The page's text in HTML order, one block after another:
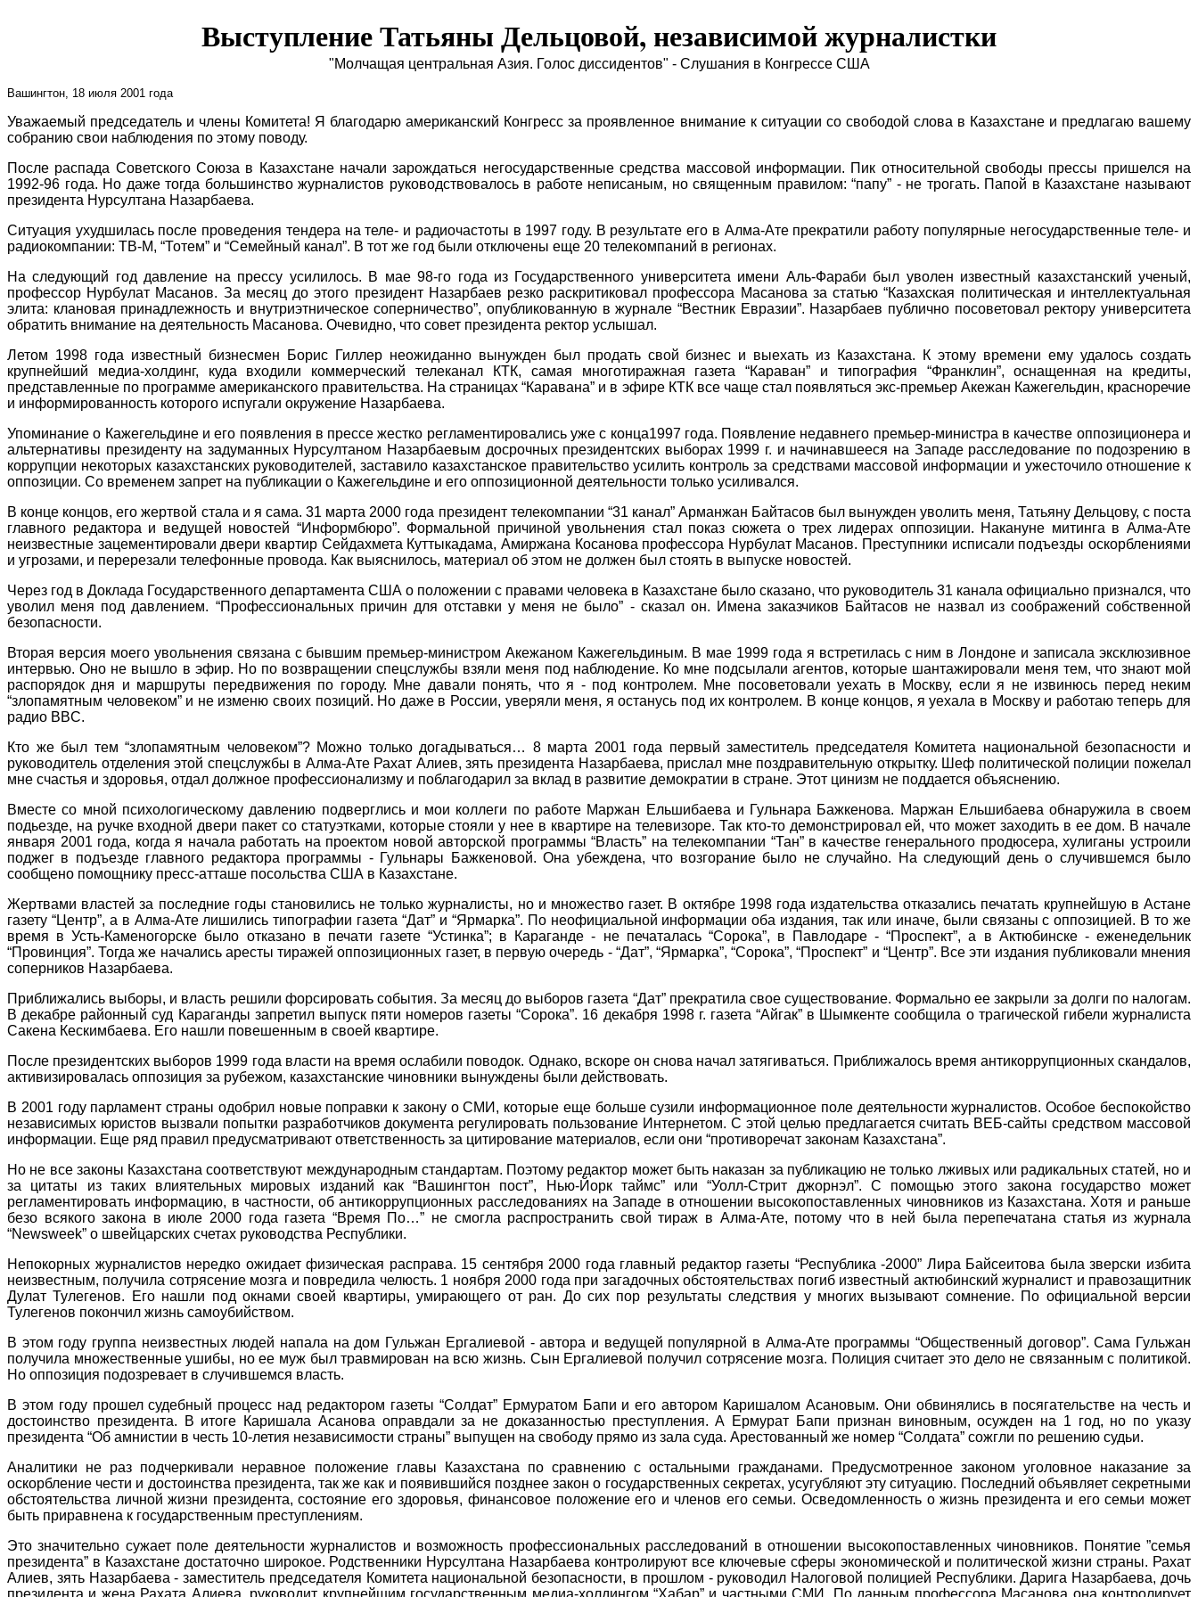
Выступление Татьяны Дельцовой, независимой журналистки
"Молчащая центральная Азия. Голос диссидентов" - Слушания в Конгрессе США
Вашингтон, 18 июля 2001 года
Уважаемый председатель и члены Комитета! Я благодарю американский Конгресс за проявленное внимание к ситуации со свободой слова в Казахстане и предлагаю вашему
собранию свои наблюдения по этому поводу.
После распада Советского Союза в Казахстане начали зарождаться негосударственные средства массовой информации. Пик относительной свободы прессы пришелся на
1992-96 года. Но даже тогда большинство журналистов руководствовалось в работе неписаным, но священным правилом: “папу” - не трогать. Папой в Казахстане называют
президента Нурсултана Назарбаева.
Ситуация ухудшилась после проведения тендера на теле- и радиочастоты в 1997 году. В результате его в Алма-Ате прекратили работу популярные негосударственные теле- и
радиокомпании: ТВ-М, “Тотем” и “Семейный канал”. В тот же год были отключены еще 20 телекомпаний в регионах.
На следующий год давление на прессу усилилось. В мае 98-го года из Государственного университета имени Аль-Фараби был уволен известный казахстанский ученый,
профессор Нурбулат Масанов. За месяц до этого президент Назарбаев резко раскритиковал профессора Масанова за статью “Казахская политическая и интеллектуальная
элита: клановая принадлежность и внутриэтническое соперничество”, опубликованную в журнале “Вестник Евразии”. Назарбаев публично посоветовал ректору университета
обратить внимание на деятельность Масанова. Очевидно, что совет президента ректор услышал.
Летом 1998 года известный бизнесмен Борис Гиллер неожиданно вынужден был продать свой бизнес и выехать из Казахстана. К этому времени ему удалось создать
крупнейший медиа-холдинг, куда входили коммерческий телеканал КТК, самая многотиражная газета “Караван” и типография “Франклин”, оснащенная на кредиты,
представленные по программе американского правительства. На страницах “Каравана” и в эфире КТК все чаще стал появляться экс-премьер Акежан Кажегельдин, красноречие
и информированность которого испугали окружение Назарбаева.
Упоминание о Кажегельдине и его появления в прессе жестко регламентировались уже с конца1997 года. Появление недавнего премьер-министра в качестве оппозиционера и
альтернативы президенту на задуманных Нурсултаном Назарбаевым досрочных президентских выборах 1999 г. и начинавшееся на Западе расследование по подозрению в
коррупции некоторых казахстанских руководителей, заставило казахстанское правительство усилить контроль за средствами массовой информации и ужесточило отношение к
оппозиции. Со временем запрет на публикации о Кажегельдине и его оппозиционной деятельности только усиливался.
В конце концов, его жертвой стала и я сама. 31 марта 2000 года президент телекомпании “31 канал” Арманжан Байтасов был вынужден уволить меня, Татьяну Дельцову, с поста
главного редактора и ведущей новостей “Информбюро”. Формальной причиной увольнения стал показ сюжета о трех лидерах оппозиции. Накануне митинга в Алма-Ате
неизвестные зацементировали двери квартир Сейдахмета Куттыкадама, Амиржана Косанова профессора Нурбулат Масанов. Преступники исписали подъезды оскорблениями
и угрозами, и перерезали телефонные провода. Как выяснилось, материал об этом не должен был стоять в выпуске новостей.
Через год в Доклада Государственного департамента США о положении с правами человека в Казахстане было сказано, что руководитель 31 канала официально признался, что
уволил меня под давлением. “Профессиональных причин для отставки у меня не было” - сказал он. Имена заказчиков Байтасов не назвал из соображений собственной
безопасности.
Вторая версия моего увольнения связана с бывшим премьер-министром Акежаном Кажегельдиным. В мае 1999 года я встретилась с ним в Лондоне и записала эксклюзивное
интервью. Оно не вышло в эфир. Но по возвращении спецслужбы взяли меня под наблюдение. Ко мне подсылали агентов, которые шантажировали меня тем, что знают мой
распорядок дня и маршруты передвижения по городу. Мне давали понять, что я - под контролем. Мне посоветовали уехать в Москву, если я не извинюсь перед неким
“злопамятным человеком” и не изменю своих позиций. Но даже в России, уверяли меня, я останусь под их контролем. В конце концов, я уехала в Москву и работаю теперь для
радио BBC.
Кто же был тем “злопамятным человеком”? Можно только догадываться… 8 марта 2001 года первый заместитель председателя Комитета национальной безопасности и
руководитель отделения этой спецслужбы в Алма-Ате Рахат Алиев, зять президента Назарбаева, прислал мне поздравительную открытку. Шеф политической полиции пожелал
мне счастья и здоровья, отдал должное профессионализму и поблагодарил за вклад в развитие демократии в стране. Этот цинизм не поддается объяснению.
Вместе со мной психологическому давлению подверглись и мои коллеги по работе Маржан Ельшибаева и Гульнара Бажкенова. Маржан Ельшибаева обнаружила в своем
подьезде, на ручке входной двери пакет со статуэтками, которые стояли у нее в квартире на телевизоре. Так кто-то демонстрировал ей, что может заходить в ее дом. В начале
января 2001 года, когда я начала работать на проектом новой авторской программы “Власть” на телекомпании “Тан” в качестве генерального продюсера, хулиганы устроили
поджег в подъезде главного редактора программы - Гульнары Бажкеновой. Она убеждена, что возгорание было не случайно. На следующий день о случившемся было
сообщено помощнику пресс-атташе посольства США в Казахстане.
Жертвами властей за последние годы становились не только журналисты, но и множество газет. В октябре 1998 года издательства отказались печатать крупнейшую в Астане
газету “Центр”, а в Алма-Ате лишились типографии газета “Дат” и “Ярмарка”. По неофициальной информации оба издания, так или иначе, были связаны с оппозицией. В то же
время в Усть-Каменогорске было отказано в печати газете “Устинка”; в Караганде - не печаталась “Сорока”, в Павлодаре - “Проспект”, а в Актюбинске - еженедельник
“Провинция”. Тогда же начались аресты тиражей оппозиционных газет, в первую очередь - “Дат”, “Ярмарка”, “Сорока”, “Проспект” и “Центр”. Все эти издания публиковали мнения
соперников Назарбаева.
Приближались выборы, и власть решили форсировать события. За месяц до выборов газета “Дат” прекратила свое существование. Формально ее закрыли за долги по налогам.
В декабре районный суд Караганды запретил выпуск пяти номеров газеты “Сорока”. 16 декабря 1998 г. газета “Айгак” в Шымкенте сообщила о трагической гибели журналиста
Сакена Кескимбаева. Его нашли повешенным в своей квартире.
После президентских выборов 1999 года власти на время ослабили поводок. Однако, вскоре он снова начал затягиваться. Приближалось время антикоррупционных скандалов,
активизировалась оппозиция за рубежом, казахстанские чиновники вынуждены были действовать.
В 2001 году парламент страны одобрил новые поправки к закону о СМИ, которые еще больше сузили информационное поле деятельности журналистов. Особое беспокойство
независимых юристов вызвали попытки разработчиков документа регулировать пользование Интернетом. С этой целью предлагается считать ВЕБ-сайты средством массовой
информации. Еще ряд правил предусматривают ответственность за цитирование материалов, если они “противоречат законам Казахстана”.
Но не все законы Казахстана соответствуют международным стандартам. Поэтому редактор может быть наказан за публикацию не только лживых или радикальных статей, но и
за цитаты из таких влиятельных мировых изданий как “Вашингтон пост”, Нью-Йорк таймс” или “Уолл-Стрит джорнэл”. С помощью этого закона государство может
регламентировать информацию, в частности, об антикоррупционных расследованиях на Западе в отношении высокопоставленных чиновников из Казахстана. Хотя и раньше
безо всякого закона в июле 2000 года газета “Время По…” не смогла распространить свой тираж в Алма-Ате, потому что в ней была перепечатана статья из журнала
“Newsweek” о швейцарских счетах руководства Республики.
Непокорных журналистов нередко ожидает физическая расправа. 15 сентября 2000 года главный редактор газеты “Республика -2000” Лира Байсеитова была зверски избита
неизвестным, получила сотрясение мозга и повредила челюсть. 1 ноября 2000 года при загадочных обстоятельствах погиб известный актюбинский журналист и правозащитник
Дулат Тулегенов. Его нашли под окнами своей квартиры, умирающего от ран. До сих пор результаты следствия у многих вызывают сомнение. По официальной версии
Тулегенов покончил жизнь самоубийством.
В этом году группа неизвестных людей напала на дом Гульжан Ергалиевой - автора и ведущей популярной в Алма-Ате программы “Общественный договор”. Сама Гульжан
получила множественные ушибы, но ее муж был травмирован на всю жизнь. Сын Ергалиевой получил сотрясение мозга. Полиция считает это дело не связанным с политикой.
Но оппозиция подозревает в случившемся власть.
В этом году прошел судебный процесс над редактором газеты “Солдат” Ермуратом Бапи и его автором Каришалом Асановым. Они обвинялись в посягательстве на честь и
достоинство президента. В итоге Каришала Асанова оправдали за не доказанностью преступления. А Ермурат Бапи признан виновным, осужден на 1 год, но по указу
президента “Об амнистии в честь 10-летия независимости страны” выпущен на свободу прямо из зала суда. Арестованный же номер “Солдата” сожгли по решению судьи.
Аналитики не раз подчеркивали неравное положение главы Казахстана по сравнению с остальными гражданами. Предусмотренное законом уголовное наказание за
оскорбление чести и достоинства президента, так же как и появившийся позднее закон о государственных секретах, усугубляют эту ситуацию. Последний объявляет секретными
обстоятельства личной жизни президента, состояние его здоровья, финансовое положение его и членов его семьи. Осведомленность о жизнь президента и его семьи может
быть приравнена к государственным преступлениям.
Это значительно сужает поле деятельности журналистов и возможность профессиональных расследований в отношении высокопоставленных чиновников. Понятие ”семья
президента” в Казахстане достаточно широкое. Родственники Нурсултана Назарбаева контролируют все ключевые сферы экономической и политической жизни страны. Рахат
Алиев, зять Назарбаева - заместитель председателя Комитета национальной безопасности, в прошлом - руководил Налоговой полицией Республики. Дарига Назарбаева, дочь
президента и жена Рахата Алиева, руководит крупнейшим государственным медиа-холдингом “Хабар” и частными СМИ. По данным профессора Масанова она контролирует